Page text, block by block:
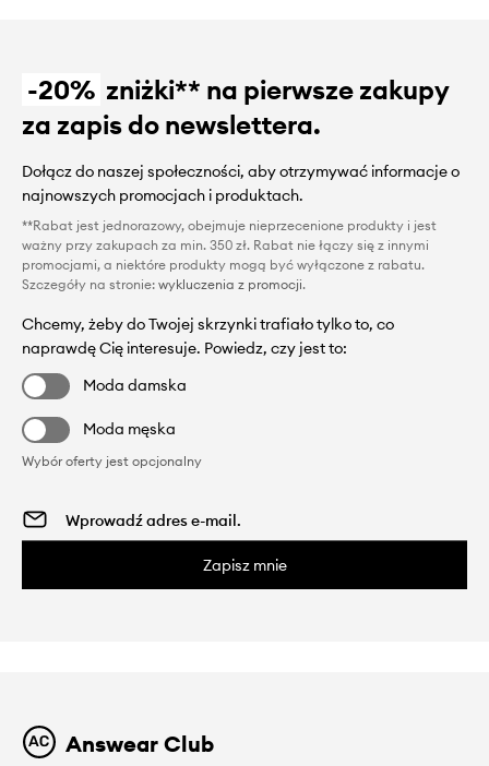
-20% zniżki** na pierwsze zakupy
za zapis do newslettera.
Dołącz do naszej społeczności, aby otrzymywać informacje o
najnowszych promocjach i produktach.
**Rabat jest jednorazowy, obejmuje nieprzecenione produkty i jest
ważny przy zakupach za min. 350 zł. Rabat nie łączy się z innymi
promocjami, a niektóre produkty mogą być wyłączone z rabatu.
Szczegóły na stronie: wykluczenia z promocji.
Chcemy, żeby do Twojej skrzynki trafiało tylko to, co
naprawdę Cię interesuje. Powiedz, czy jest to:
Moda damska
Moda męska
Wybór oferty jest opcjonalny
Zapisz mnie
Answear Club